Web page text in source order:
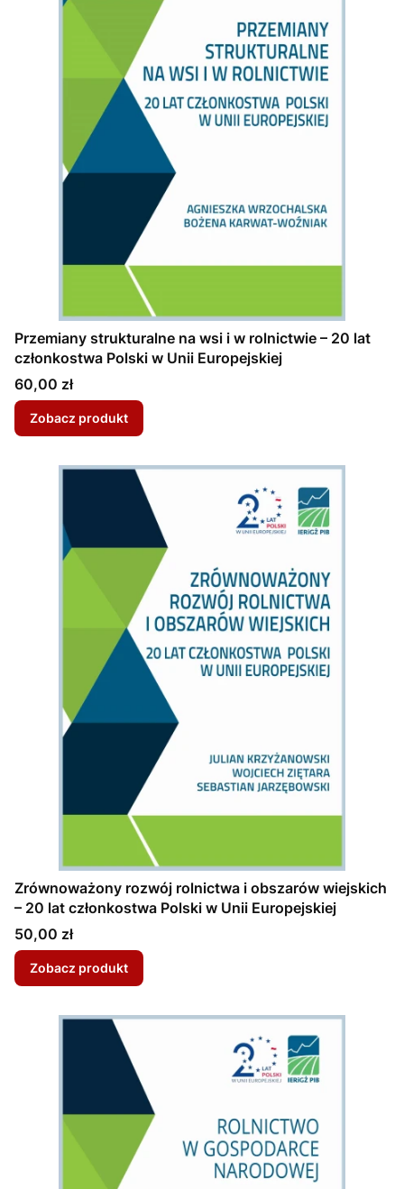
Przemiany strukturalne na wsi i w rolnictwie – 20 lat
członkostwa Polski w Unii Europejskiej
Cena
60,00 zł
Zobacz produkt
Zrównoważony rozwój rolnictwa i obszarów wiejskich
– 20 lat członkostwa Polski w Unii Europejskiej
Cena
50,00 zł
Zobacz produkt